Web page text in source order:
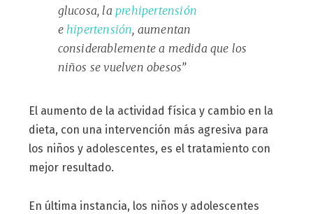
glucosa, la prehipertensión
e hipertensión, aumentan
considerablemente a medida que los
niños se vuelven obesos”
El aumento de la actividad física y cambio en la
dieta, con una intervención más agresiva para
los niños y adolescentes, es el tratamiento con
mejor resultado.
En última instancia, los niños y adolescentes